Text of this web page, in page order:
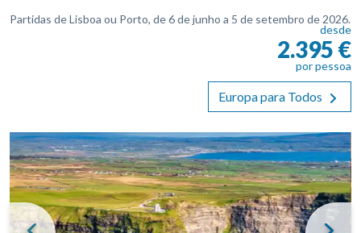
Partidas de Lisboa ou Porto, de 6 de junho a 5 de setembro de 2026.
desde
2.395 €
por pessoa
Europa para Todos